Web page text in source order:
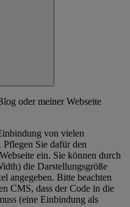
oder meiner Webseite
von vielen
Sie dafür den
ein. Sie können durch
die Darstellungsgröße
angegeben. Bitte beachten
CMS, dass der Code in die
(eine Einbindung als